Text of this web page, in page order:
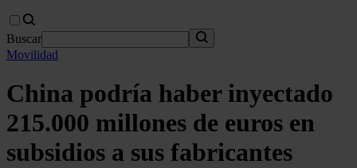
Buscar
Movilidad
China podría haber inyectado
215.000 millones de euros en
subsidios a sus fabricantes